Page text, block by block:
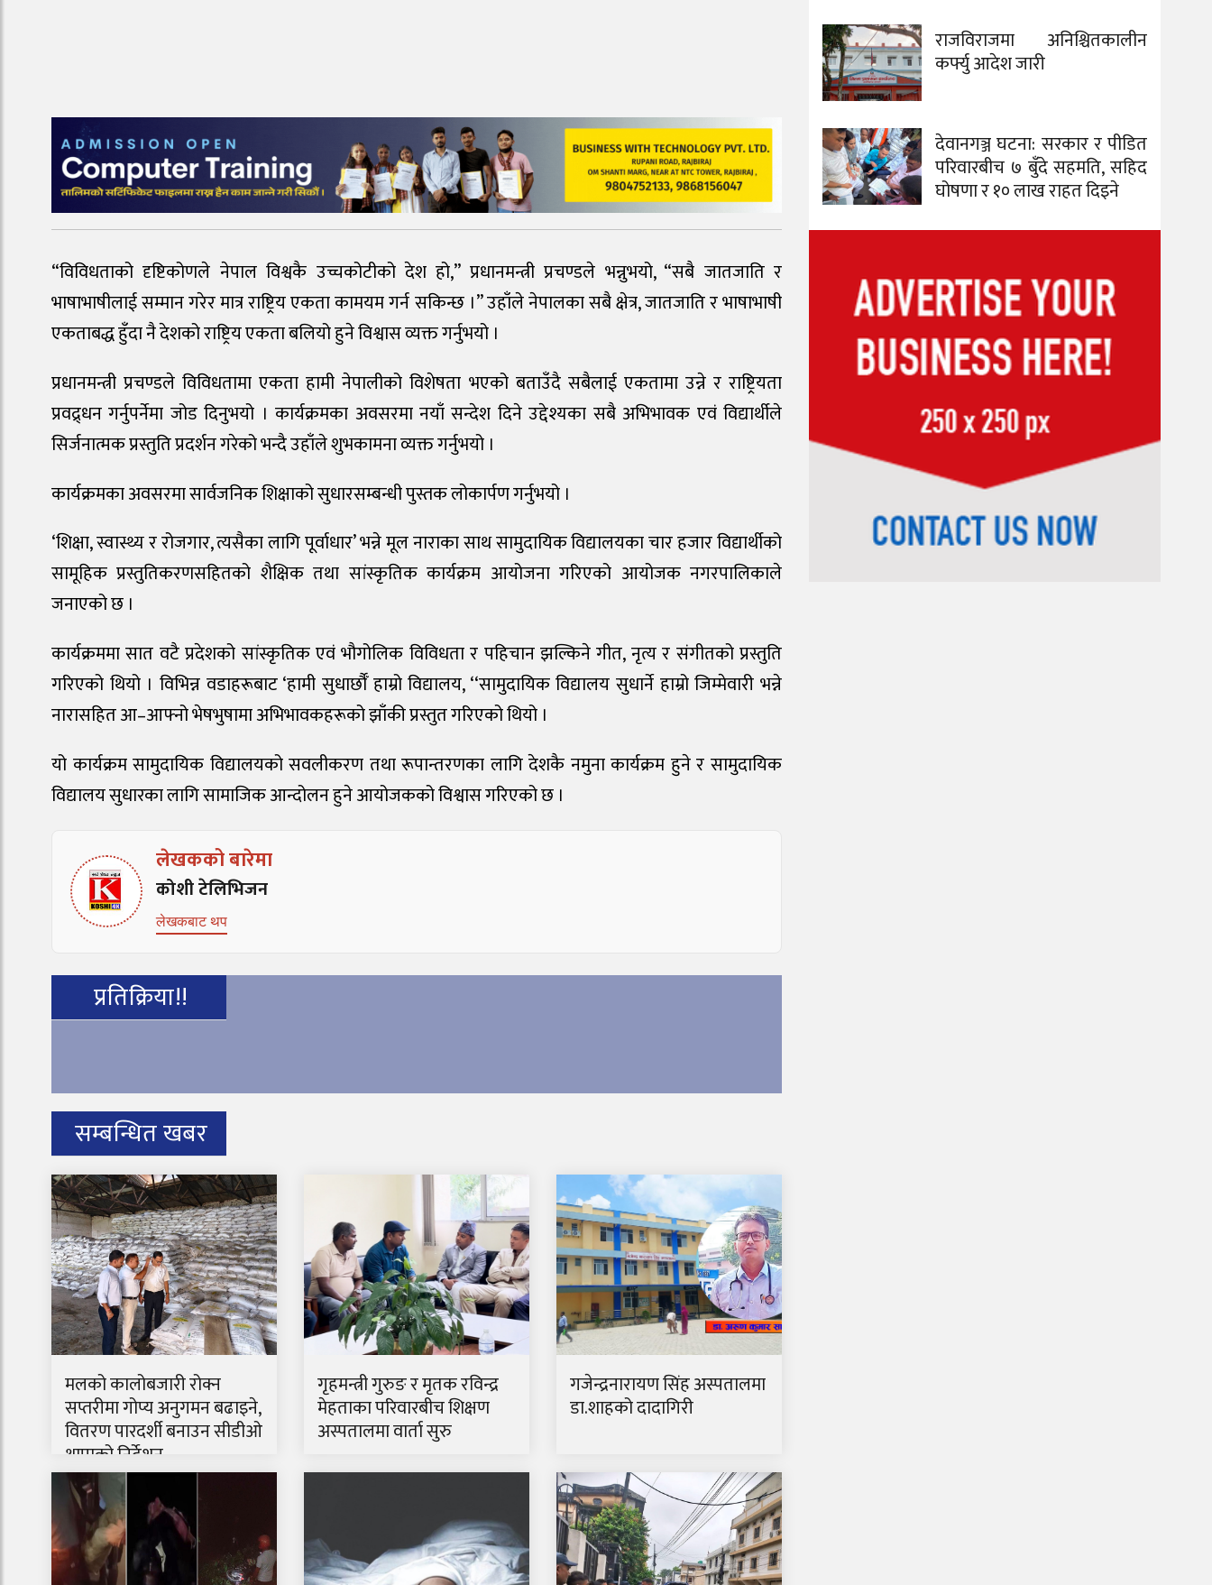
“विविधताको दृष्टिकोणले नेपाल विश्वकै उच्चकोटीको देश हो,” प्रधानमन्त्री प्रचण्डले भन्नुभयो, “सबै जातजाति र
भाषाभाषीलाई सम्मान गरेर मात्र राष्ट्रिय एकता कामयम गर्न सकिन्छ ।” उहाँले नेपालका सबै क्षेत्र, जातजाति र भाषाभाषी
एकताबद्ध हुँदा नै देशको राष्ट्रिय एकता बलियो हुने विश्वास व्यक्त गर्नुभयो ।
प्रधानमन्त्री प्रचण्डले विविधतामा एकता हामी नेपालीको विशेषता भएको बताउँदै सबैलाई एकतामा उन्ने र राष्ट्रियता
प्रवद्र्धन गर्नुपर्नेमा जोड दिनुभयो । कार्यक्रमका अवसरमा नयाँ सन्देश दिने उद्देश्यका सबै अभिभावक एवं विद्यार्थीले
सिर्जनात्मक प्रस्तुति प्रदर्शन गरेको भन्दै उहाँले शुभकामना व्यक्त गर्नुभयो ।
कार्यक्रमका अवसरमा सार्वजनिक शिक्षाको सुधारसम्बन्धी पुस्तक लोकार्पण गर्नुभयो ।
‘शिक्षा, स्वास्थ्य र रोजगार, त्यसैका लागि पूर्वाधार’ भन्ने मूल नाराका साथ सामुदायिक विद्यालयका चार हजार विद्यार्थीको
सामूहिक प्रस्तुतिकरणसहितको शैक्षिक तथा सांस्कृतिक कार्यक्रम आयोजना गरिएको आयोजक नगरपालिकाले
जनाएको छ ।
कार्यक्रममा सात वटै प्रदेशको सांस्कृतिक एवं भौगोलिक विविधता र पहिचान झल्किने गीत, नृत्य र संगीतको प्रस्तुति
गरिएको थियो । विभिन्न वडाहरूबाट ‘हामी सुधार्छौँ हाम्रो विद्यालय, ‘‘सामुदायिक विद्यालय सुधार्ने हाम्रो जिम्मेवारी भन्ने
नारासहित आ–आफ्नो भेषभुषामा अभिभावकहरूको झाँकी प्रस्तुत गरिएको थियो ।
यो कार्यक्रम सामुदायिक विद्यालयको सवलीकरण तथा रूपान्तरणका लागि देशकै नमुना कार्यक्रम हुने र सामुदायिक
विद्यालय सुधारका लागि सामाजिक आन्दोलन हुने आयोजकको विश्वास गरिएको छ ।
लेखकको बारेमा
कोशी टेलिभिजन
लेखकबाट थप
प्रतिक्रिया!!
सम्बन्धित खबर
मलको कालोबजारी रोक्न
सप्तरीमा गोप्य अनुगमन बढाइने,
वितरण पारदर्शी बनाउन सीडीओ
थापाको निर्देशन
गृहमन्त्री गुरुङ र मृतक रविन्द्र
मेहताका परिवारबीच शिक्षण
अस्पतालमा वार्ता सुरु
गजेन्द्रनारायण सिंह अस्पतालमा
डा.शाहको दादागिरी
राजविराजमा अनिश्चितकालीन
कर्फ्यु आदेश जारी
देवानगञ्ज घटना: सरकार र पीडित
परिवारबीच ७ बुँदे सहमति, सहिद
घोषणा र १० लाख राहत दिइने